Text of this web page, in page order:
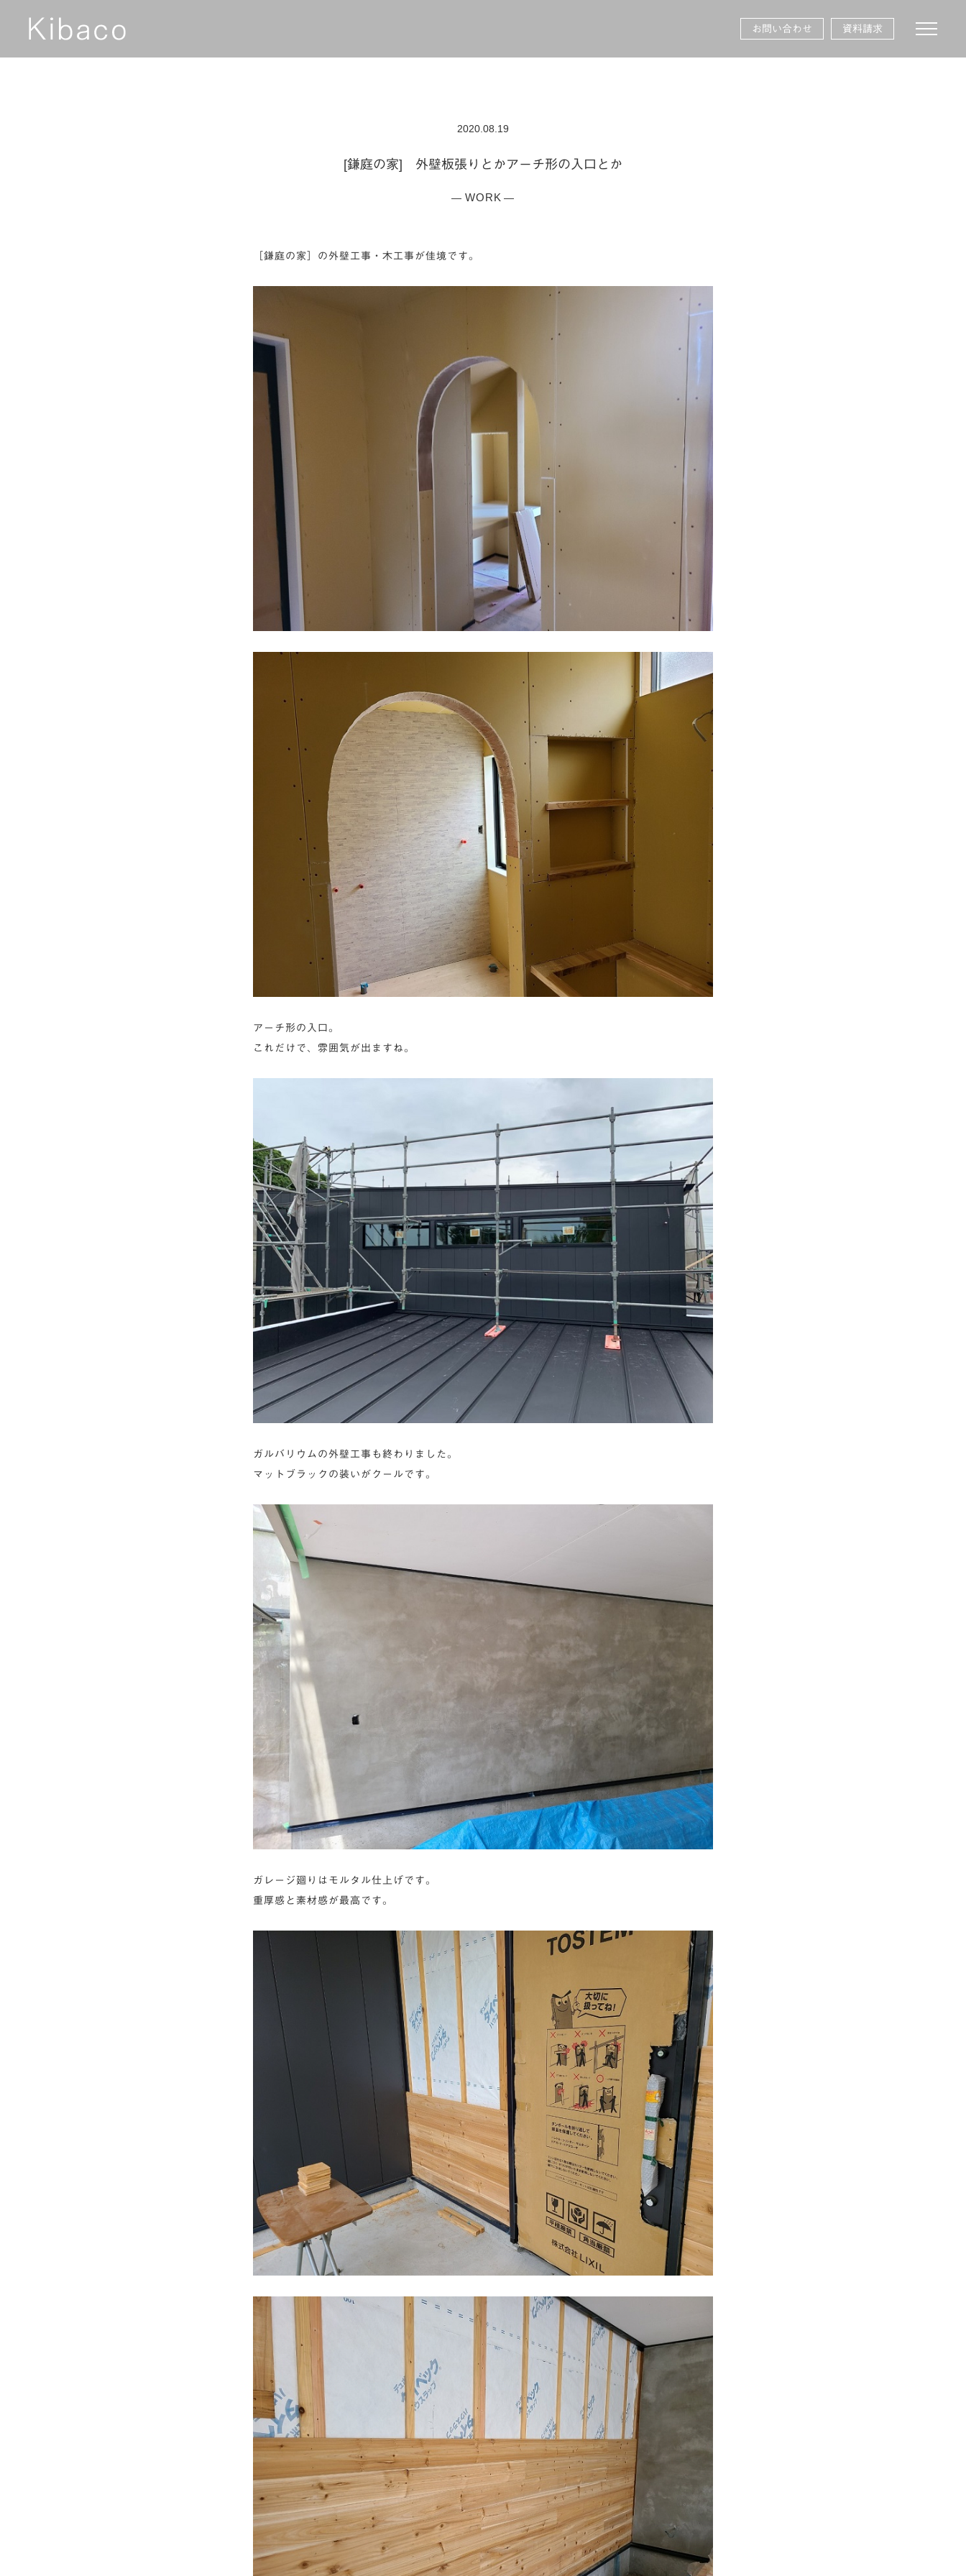
toggle
お問い合わせ 資料請求
2020.08.19
[鎌庭の家] 外壁板張りとかアーチ形の入口とか
WORK
［鎌庭の家］の外壁工事・木工事が佳境です。
アーチ形の入口。
これだけで、雰囲気が出ますね。
ガルバリウムの外壁工事も終わりました。
マットブラックの装いがクールです。
ガレージ廻りはモルタル仕上げです。
重厚感と素材感が最高です。